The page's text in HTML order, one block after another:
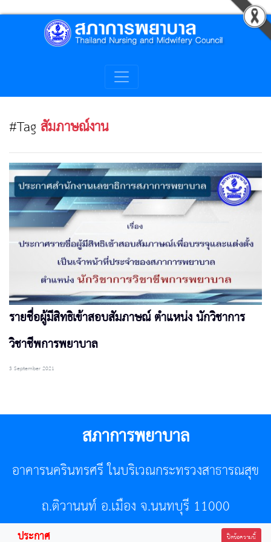
#Tagสัมภาษณ์งาน
รายชื่อผู้มีสิทธิเข้าสอบสัมภาษณ์ ตำแหน่ง นักวิชาการ
วิชาชีพการพยาบาล
3 September 2021
สภาการพยาบาล
อาคารนครินทรศรี ในบริเวณกระทรวงสาธารณสุข
ถ.ติวานนท์ อ.เมือง จ.นนทบุรี 11000
ประกาศ ปิดข้อความนี้